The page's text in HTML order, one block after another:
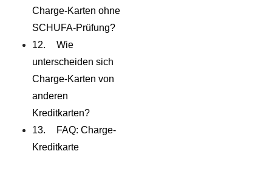
Charge-Karten ohne
SCHUFA-Prüfung?
Wie
unterscheiden sich
Charge-Karten von
anderen
Kreditkarten?
FAQ: Charge-
Kreditkarte